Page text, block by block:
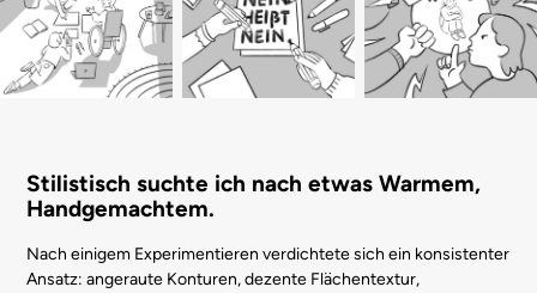
Stilistisch suchte ich nach etwas Warmem,
Handgemachtem.
Nach einigem Experimentieren verdichtete sich ein konsistenter
Ansatz: angeraute Konturen, dezente Flächentextur,